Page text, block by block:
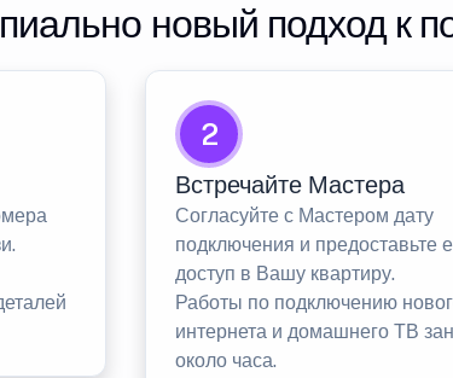
новый подход к
2
Встречайте Мастера
Согласуйте с Мастером дату
подключения и предоставьте
доступ в Вашу квартиру.
Работы по подключению
интернета и домашнего ТВ
около часа.